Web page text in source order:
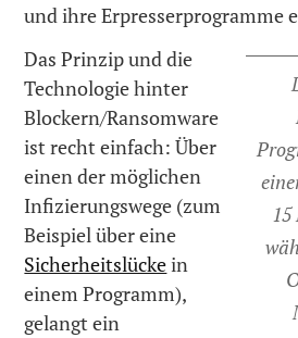
und ihre Erpresserprogramme
Das Prinzip und die
Technologie hinter
Blockern/Ransomware
ist recht einfach: Über
einen der möglichen
Infizierungswege (zum
Beispiel über eine
Sicherheitslückein
einem Programm),
gelangt ein